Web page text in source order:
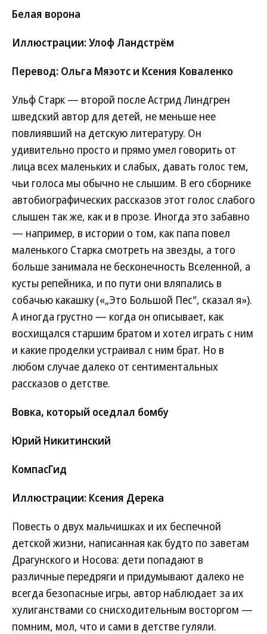
Белая ворона
Иллюстрации: Улоф Ландстрём
Перевод: Ольга Мяэотс и Ксения Коваленко
Ульф Старк — второй после Астрид Линдгрен
шведский автор для детей, не меньше нее
повлиявший на детскую литературу. Он
удивительно просто и прямо умел говорить от
лица всех маленьких и слабых, давать голос тем,
чьи голоса мы обычно не слышим. В его сборнике
автобиографических рассказов этот голос слабого
слышен так же, как и в прозе. Иногда это забавно
— например, в истории о том, как папа повел
маленького Старка смотреть на звезды, а того
больше занимала не бесконечность Вселенной, а
кусты репейника, и по пути они вляпались в
собачью какашку («„Это Большой Пес", сказал я»).
А иногда грустно — когда он описывает, как
восхищался старшим братом и хотел играть с ним
и какие проделки устраивал с ним брат. Но в
любом случае далеко от сентиментальных
рассказов о детстве.
Вовка, который оседлал бомбу
Юрий Никитинский
КомпасГид
Иллюстрации: Ксения Дерека
Повесть о двух мальчишках и их беспечной
детской жизни, написанная как будто по заветам
Драгунского и Носова: дети попадают в
различные передряги и придумывают далеко не
всегда безопасные игры, автор наблюдает за их
хулиганствами со снисходительным восторгом —
помним, мол, что и сами в детстве гуляли.